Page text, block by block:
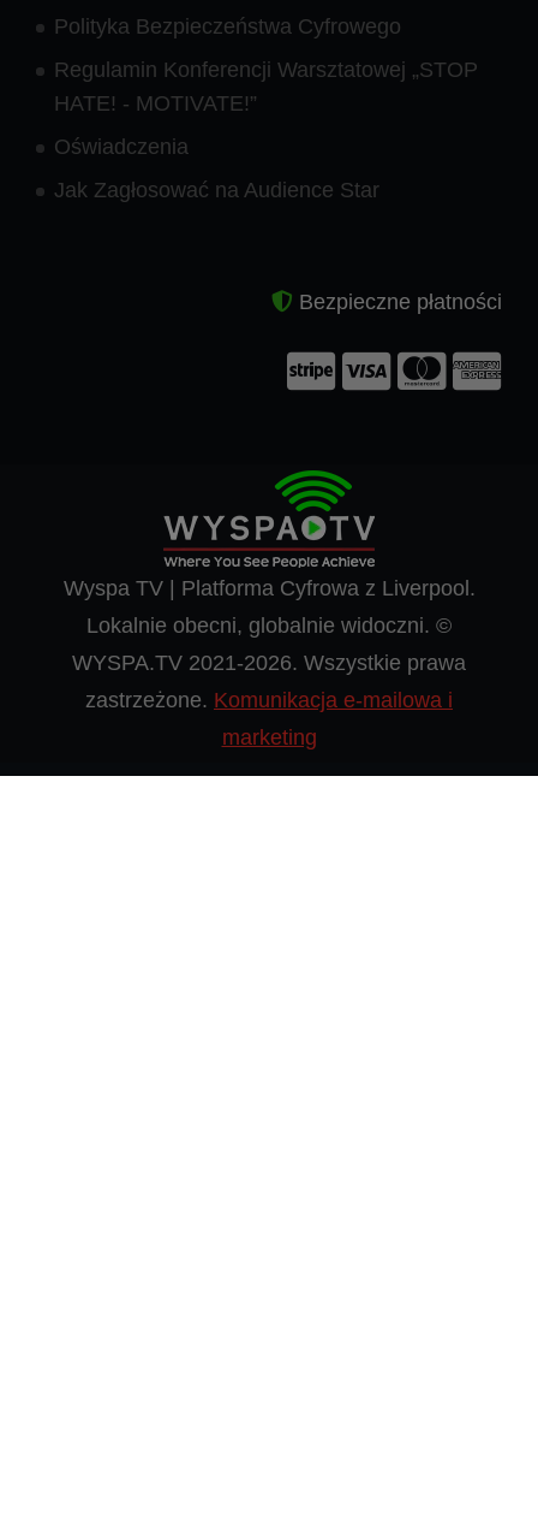
Polityka Bezpieczeństwa Cyfrowego
Regulamin Konferencji Warsztatowej „STOP
HATE! - MOTIVATE!”
Oświadczenia
Jak Zagłosować na Audience Star
Bezpieczne płatności
Wyspa TV | Platforma Cyfrowa z Liverpool.
Lokalnie obecni, globalnie widoczni. ©
WYSPA.TV 2021-2026. Wszystkie prawa
zastrzeżone. Komunikacja e-mailowa i
marketing